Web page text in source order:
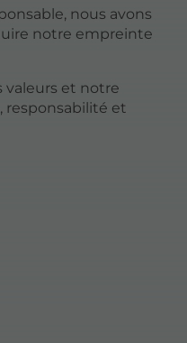
nous avons
notre empreinte
valeurs et notre
responsabilité et